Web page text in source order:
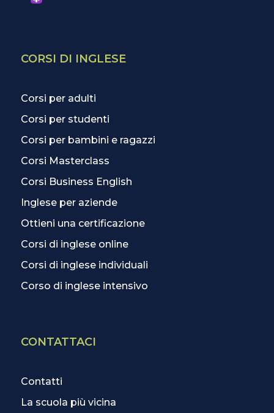
CORSI DI INGLESE
Corsi per adulti
Corsi per studenti
Corsi per bambini e ragazzi
Corsi Masterclass
Corsi Business English
Inglese per aziende
Ottieni una certificazione
Corsi di inglese online
Corsi di inglese individuali
Corso di inglese intensivo
CONTATTACI
Contatti
La scuola più vicina